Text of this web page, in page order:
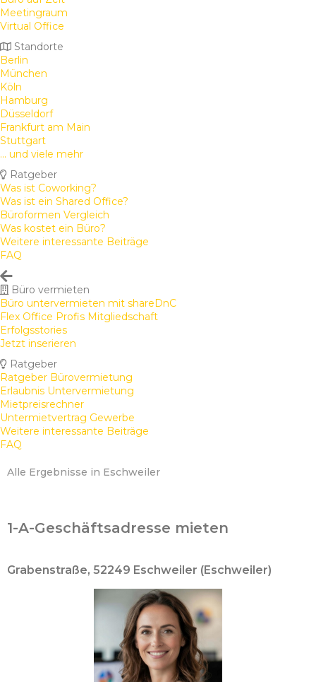
Meetingraum
Virtual Office
Standorte
Berlin
München
Köln
Hamburg
Düsseldorf
Frankfurt am Main
Stuttgart
... und viele mehr
Ratgeber
Was ist Coworking?
Was ist ein Shared Office?
Büroformen Vergleich
Was kostet ein Büro?
Weitere interessante Beiträge
FAQ
Büro vermieten
Büro untervermieten mit shareDnC
Flex Office Profis Mitgliedschaft
Erfolgsstories
Jetzt inserieren
Ratgeber
Ratgeber Bürovermietung
Erlaubnis Untervermietung
Mietpreisrechner
Untermietvertrag Gewerbe
Weitere interessante Beiträge
FAQ
Alle Ergebnisse in Eschweiler
1-A-Geschäftsadresse mieten
Grabenstraße, 52249 Eschweiler (Eschweiler)